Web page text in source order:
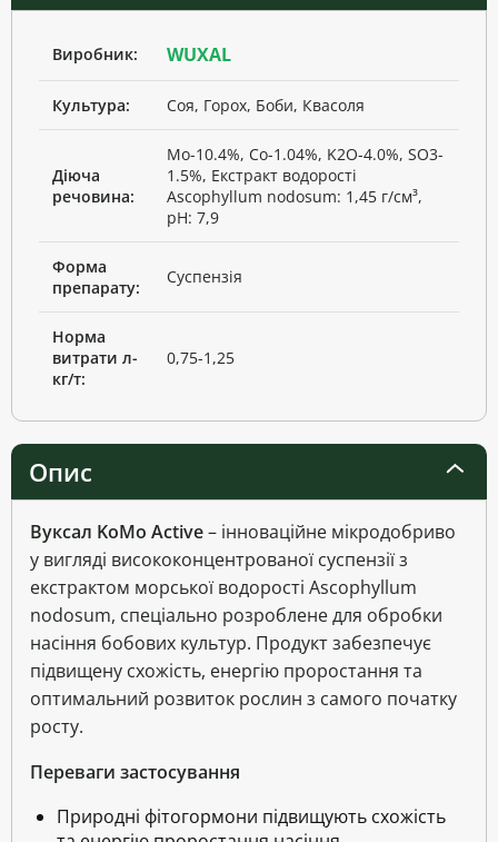
Виробник: WUXAL
Культура: Соя, Горох, Боби, Квасоля
Діюча
речовина:
Mo-10.4%, Co-1.04%, K2O-4.0%, SO3-
1.5%, Екстракт водорості
Ascophyllum nodosum: 1,45 г/см³,
pH: 7,9
Форма
препарату:
Суспензія
Норма
витрати л-
кг/т:
0,75-1,25
Опис
Вуксал KoMo Active– інноваційне мікродобриво
у вигляді висококонцентрованої суспензії з
екстрактом морської водорості Ascophyllum
nodosum, спеціально розроблене для обробки
насіння бобових культур. Продукт забезпечує
підвищену схожість, енергію проростання та
оптимальний розвиток рослин з самого початку
росту.
Переваги застосування
Природні фітогормони підвищують схожість